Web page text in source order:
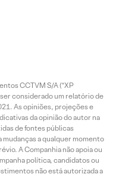
CCTVM S/A (“XP
ser considerado um relatório de
As opiniões, projeções e
da opinião do autor na
de fontes públicas
a qualquer momento
A Companhia não apoia ou
política, candidatos ou
não está autorizada a